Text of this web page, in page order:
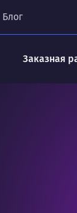
Блог
Заказная